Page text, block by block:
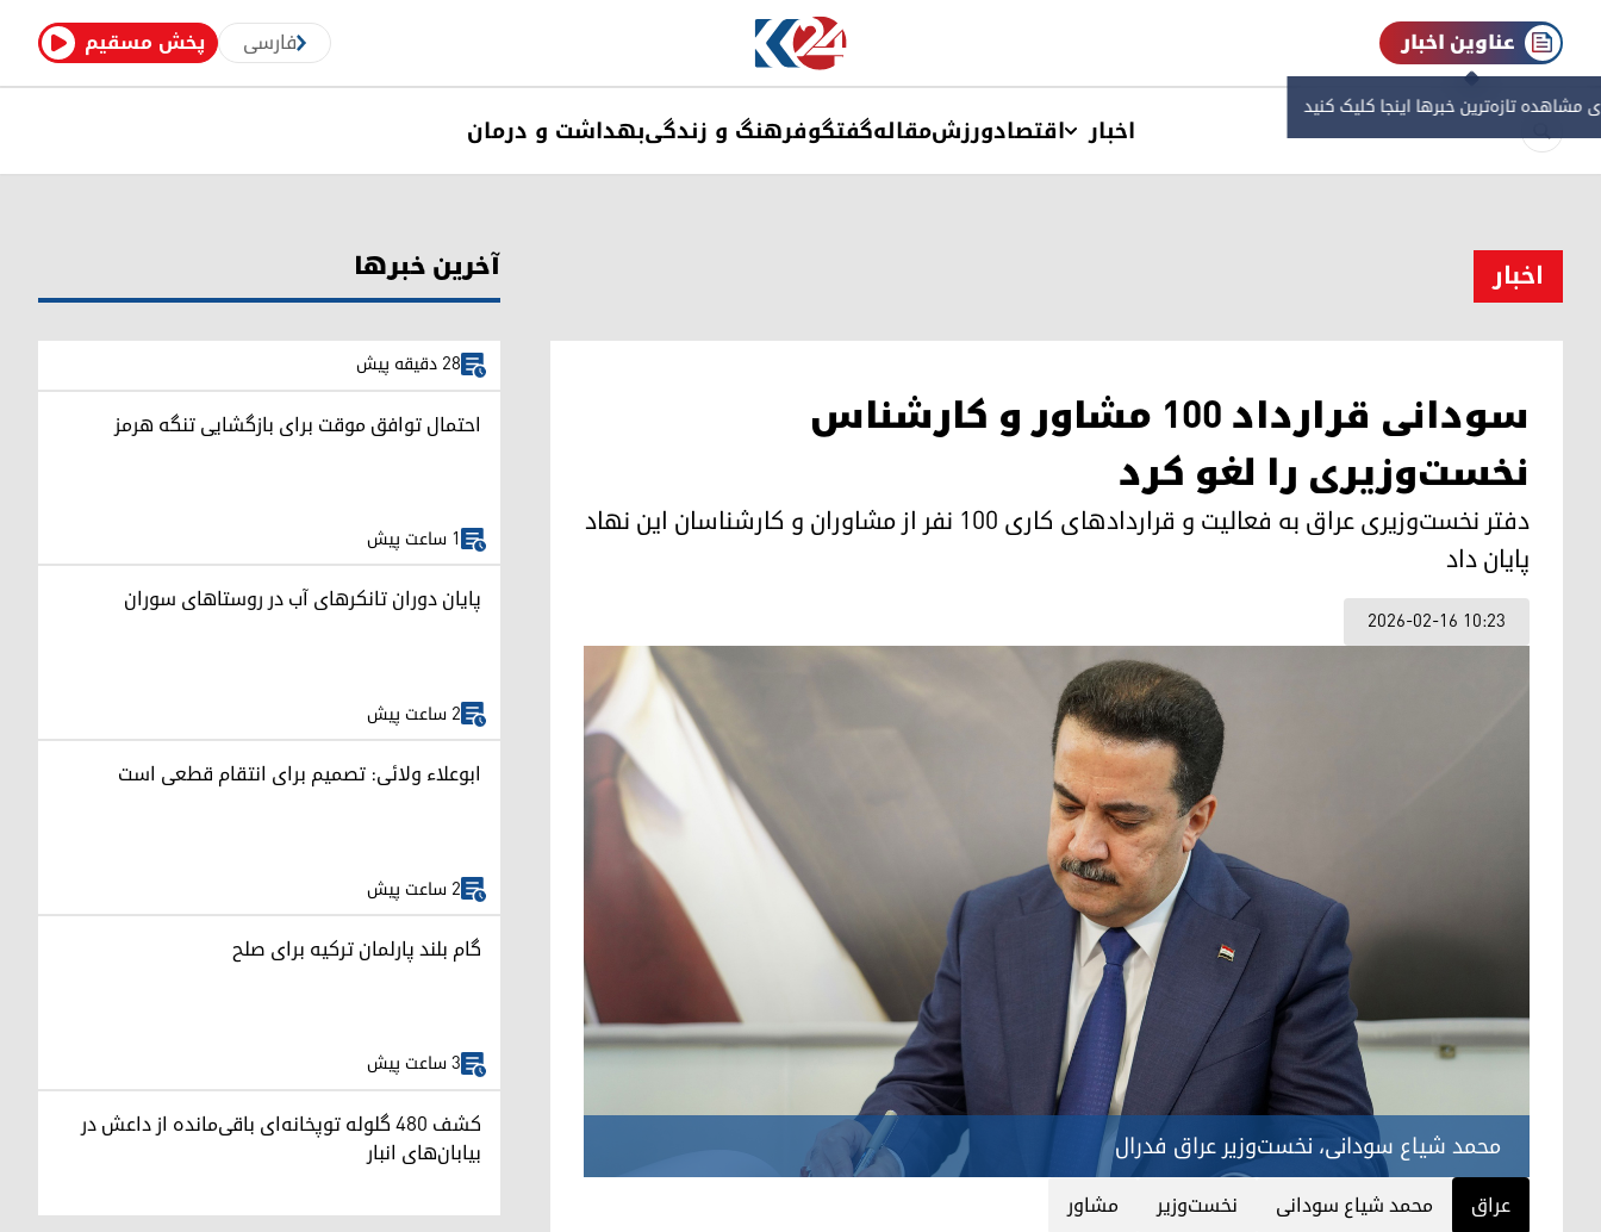
پخش مسقیم فارسی عناوین اخبار
مشاهده‌ تازه‌ترین خبرها اینجا کلیک کنید
اخبار اقتصادورزشمقالهگفتگوفرهنگ و زندگیبهداشت و درمان
اخبار
سودانی قرارداد ۱۰۰ مشاور و کارشناس
نخست‌وزیری را لغو کرد
دفتر نخست‌وزیری عراق به فعالیت و قراردادهای کاری ۱۰۰ نفر از مشاوران و کارشناسان این نهاد
پایان داد
2026-02-16 10:23
محمد شیاع سودانی، نخست‌وزیر عراق فدرال
عراق محمد شیاع سودانی نخست‌وزیر مشاور
آخرین خبرها
28 دقیقه پیش
احتمال توافق موقت برای بازگشایی تنگه هرمز
1 ساعت پیش
پایان دوران تانکرهای آب در روستاهای سوران
2 ساعت پیش
ابوعلاء ولائی: تصمیم برای انتقام قطعی است
2 ساعت پیش
گام بلند پارلمان ترکیه برای صلح
3 ساعت پیش
کشف ۴۸۰ گلوله توپخانه‌ای باقی‌مانده از داعش در
بیابان‌های انبار